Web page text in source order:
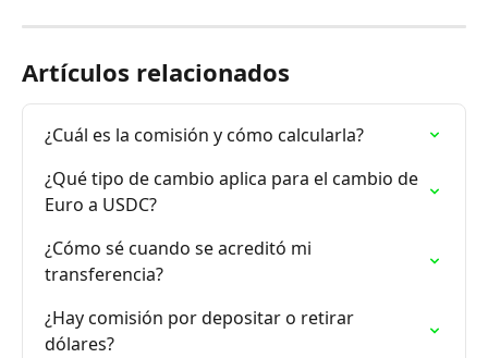
Artículos relacionados
¿Cuál es la comisión y cómo calcularla?
¿Qué tipo de cambio aplica para el cambio de
Euro a USDC?
¿Cómo sé cuando se acreditó mi
transferencia?
¿Hay comisión por depositar o retirar
dólares?